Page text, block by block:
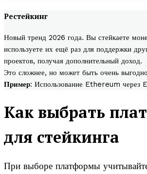
Рестейкинг
Новый тренд 2026 года. Вы стейкаете
используете их ещё раз для поддержки
проектов, получая дополнительный доход.
Это сложнее, но может быть очень
Пример: Использование Ethereum через
Как выбрать
для стейкинга
При выборе платформы